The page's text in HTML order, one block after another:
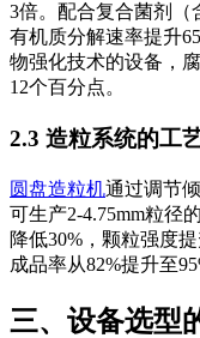
3倍。配合复合菌剂（
有机质分解速率提升
物强化技术的设备，
12个百分点。
2.3 造粒系统的工
圆盘造粒机通过调节
可生产2-4.75mm粒径
降低30%，颗粒强度
成品率从82%提升至
三、设备选型